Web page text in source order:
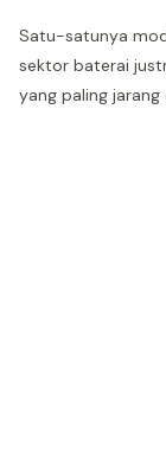
Satu-satunya
sektor baterai
yang paling